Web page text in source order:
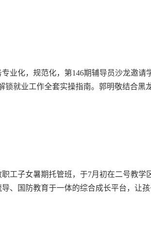
业化，规范化，第146期辅导员沙龙邀请
就业工作全套实操指南。郭明敬结合黑
工子女暑期托管班，于7月初在二号教学
、国防教育于一体的综合成长平台，让